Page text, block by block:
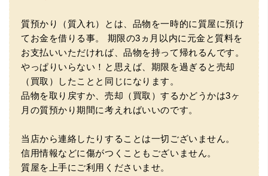
（豊中市西泉丘）初めて利用しましたが、とても親切丁寧
に査定をして頂き思いもよらない価格をいただきました。
正直他店の倍以上で驚きました。また機会があれば利用し
ます。
質預かり（質入れ）とは、品物を一時的に質屋に預け
てお金を借りる事。
期限の3ヵ月以内に元金と質料を
お支払いいただければ、品物を持って帰れるんです。
やっぱりいらない！と思えば、期限を過ぎると売却
（買取）したことと同じになります。
品物を取り戻すか、売却（買取）するかどうかは3ヶ
月の質預かり期間に考えればいいのです。
当店から連絡したりすることは一切ございません。
信用情報などに傷がつくこともございません。
質屋を上手にご利用くださいませ。